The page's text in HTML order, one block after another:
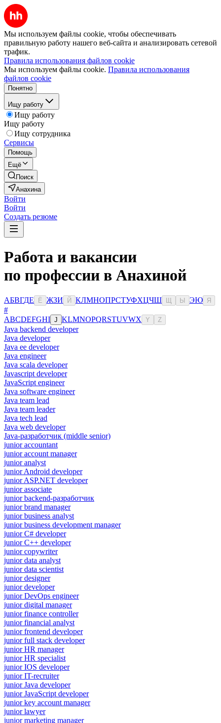
Мы используем файлы cookie, чтобы обеспечивать
правильную работу нашего веб-сайта и анализировать сетевой
трафик.
Правила использования файлов cookie
Мы используем файлы cookie. Правила использования
файлов cookie
Понятно
Ищу работу
Ищу работу
Ищу работу
Ищу сотрудника
Сервисы
Помощь
Ещё
Поиск
Анахина
Войти
Войти
Создать резюме
Работа и вакансии
по профессии в Анахиной
АБВГДЕ Ё ЖЗИ Й КЛМНОПРСТУФХЦЧШ Ы ЭЮ Я
#
ABCDEFGHI J KLMNOPQRSTUVWX Y Z
Java backend developer
Java developer
Java ee developer
Java engineer
Java scala developer
Javascript developer
JavaScript engineer
Java software engineer
Java team lead
Java team leader
Java tech lead
Java web developer
Java-разработчик (middle senior)
junior accountant
junior account manager
junior analyst
junior Android developer
junior ASP.NET developer
junior associate
junior backend-разработчик
junior brand manager
junior business analyst
junior business development manager
junior C# developer
junior C++ developer
junior copywriter
junior data analyst
junior data scientist
junior designer
junior developer
junior DevOps engineer
junior digital manager
junior finance controller
junior financial analyst
junior frontend developer
junior full stack developer
junior HR manager
junior HR specialist
junior IOS developer
junior IT-recruiter
junior Java developer
junior JavaScript developer
junior key account manager
junior lawyer
junior marketing manager